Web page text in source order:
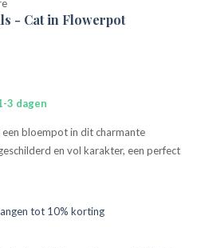
- Cat in Flowerpot
3 dagen
bloempot in dit charmante
en vol karakter, een perfect
tot 10% korting